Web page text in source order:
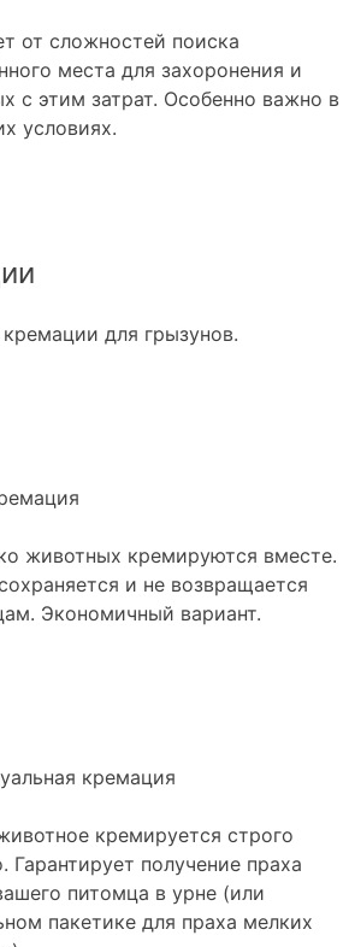
от сложностей поиска
места для захоронения и
с этим затрат. Особенно важно в
условиях.
для грызунов.
животных кремируются вместе.
и не возвращается
Экономичный вариант.
кремация
кремируется строго
Гарантирует получение праха
питомца в урне (или
пакетике для праха мелких